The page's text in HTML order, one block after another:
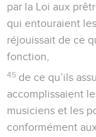
par la Loi aux
qui entouraient
réjouissait de ce
fonction,
45 de ce qu’ils
accomplissaient
musiciens et les
conformément